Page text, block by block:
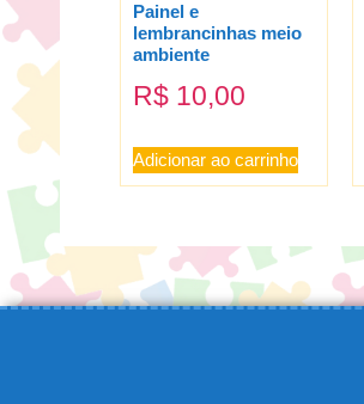
Painel e
lembrancinhas meio
ambiente
R$ 10,00
Adicionar ao carrinho